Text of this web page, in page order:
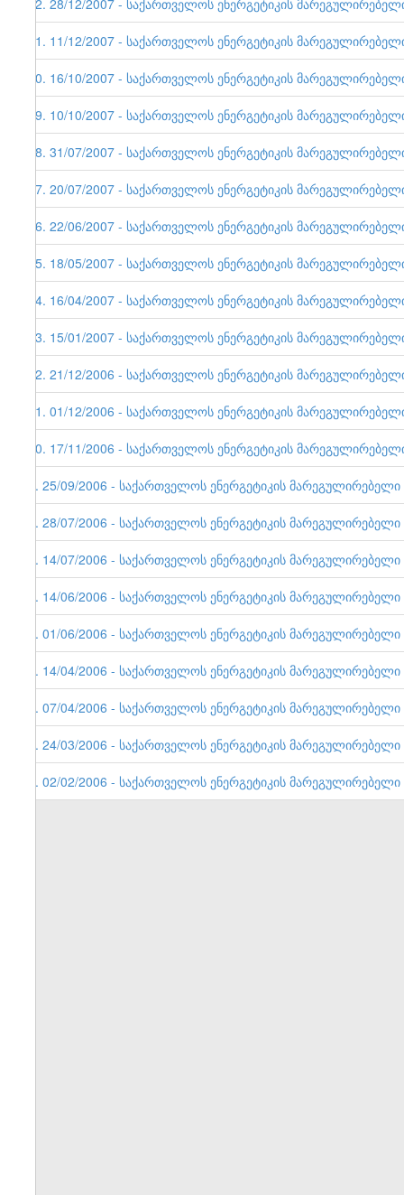
22. 28/12/2007 - საქართველოს ენერგეტიკის
21. 11/12/2007 - საქართველოს ენერგეტიკის
20. 16/10/2007 - საქართველოს ენერგეტიკის
19. 10/10/2007 - საქართველოს ენერგეტიკის
18. 31/07/2007 - საქართველოს ენერგეტიკის
17. 20/07/2007 - საქართველოს ენერგეტიკის
16. 22/06/2007 - საქართველოს ენერგეტიკის
15. 18/05/2007 - საქართველოს ენერგეტიკის
14. 16/04/2007 - საქართველოს ენერგეტიკის
13. 15/01/2007 - საქართველოს ენერგეტიკის
12. 21/12/2006 - საქართველოს ენერგეტიკის
11. 01/12/2006 - საქართველოს ენერგეტიკის
10. 17/11/2006 - საქართველოს ენერგეტიკის
9. 25/09/2006 - საქართველოს ენერგეტიკის
8. 28/07/2006 - საქართველოს ენერგეტიკის
7. 14/07/2006 - საქართველოს ენერგეტიკის
6. 14/06/2006 - საქართველოს ენერგეტიკის
5. 01/06/2006 - საქართველოს ენერგეტიკის
4. 14/04/2006 - საქართველოს ენერგეტიკის
3. 07/04/2006 - საქართველოს ენერგეტიკის
2. 24/03/2006 - საქართველოს ენერგეტიკის
1. 02/02/2006 - საქართველოს ენერგეტიკის